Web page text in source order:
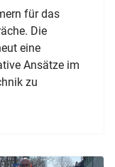
für das
Die
eine
Ansätze im
zu